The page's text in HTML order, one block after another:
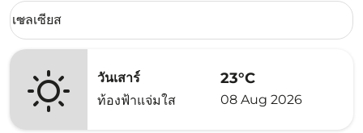
Weather unit option เซลเซียส Selected
เซลเซียส
keyboard_arrow_down
วันเสาร์
ท้องฟ้าแจ่มใส
23°C
08 Aug 2026